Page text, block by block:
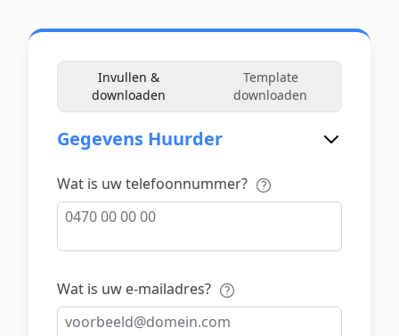
Invullen &
downloaden
Template
downloaden
Gegevens Huurder
Wat is uw telefoonnummer?
Wat is uw e-mailadres?